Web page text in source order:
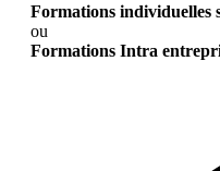
Formations individuelles
ou
Formations Intra